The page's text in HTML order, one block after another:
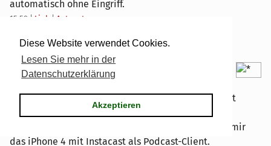
Diese Website verwendet Cookies.
Lesen Sie mehr in der
Datenschutzerklärung
Akzeptieren
automatisch ohne Eingriff.
15:59 | Link | Antwort
Meine Arbeitszeit erlaubt es, viel Podcasts zu
waren allerdings auch schon über 80. Ich höre nicht
jeden Beitrag, sondern sortiere auch schon mal
"Uninteressantes" aus. Der Player der Wahl ist bei mir
das iPhone 4 mit Instacast als Podcast-Client.